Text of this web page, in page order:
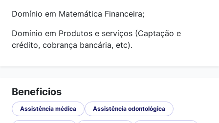
Domínio em Matemática Financeira;
Domínio em Produtos e serviços (Captação e
crédito, cobrança bancária, etc).
Beneficios
Assistência médica Assistência odontológica